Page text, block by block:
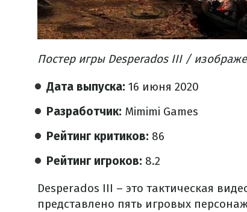
Постер игры Desperados III /
Дата выпуска: 16 июня 2020
Разработчик: Mimimi Games
Рейтинг критиков: 86
Рейтинг игроков: 8.2
Desperados III – это тактическая
представлено пять игровых